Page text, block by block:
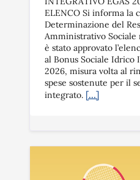
ELENCO Si informa la
Determinazione del
Amministrativo
è stato approvato
al Bonus Sociale Idrico
2026, misura volta al
spese sostenute per il
integrato. […]